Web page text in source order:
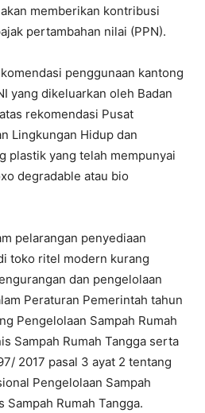
memberikan kontribusi
pertambahan nilai (PPN).
penggunaan kantong
yang dikeluarkan oleh Badan
rekomendasi Pusat
Lingkungan Hidup dan
plastik yang telah mempunyai
degradable atau bio
pelarangan penyediaan
toko ritel modern kurang
dan pengelolaan
Peraturan Pemerintah tahun
Pengelolaan Sampah Rumah
Sampah Rumah Tangga serta
2017 pasal 3 ayat 2 tentang
Pengelolaan Sampah
Sampah Rumah Tangga.